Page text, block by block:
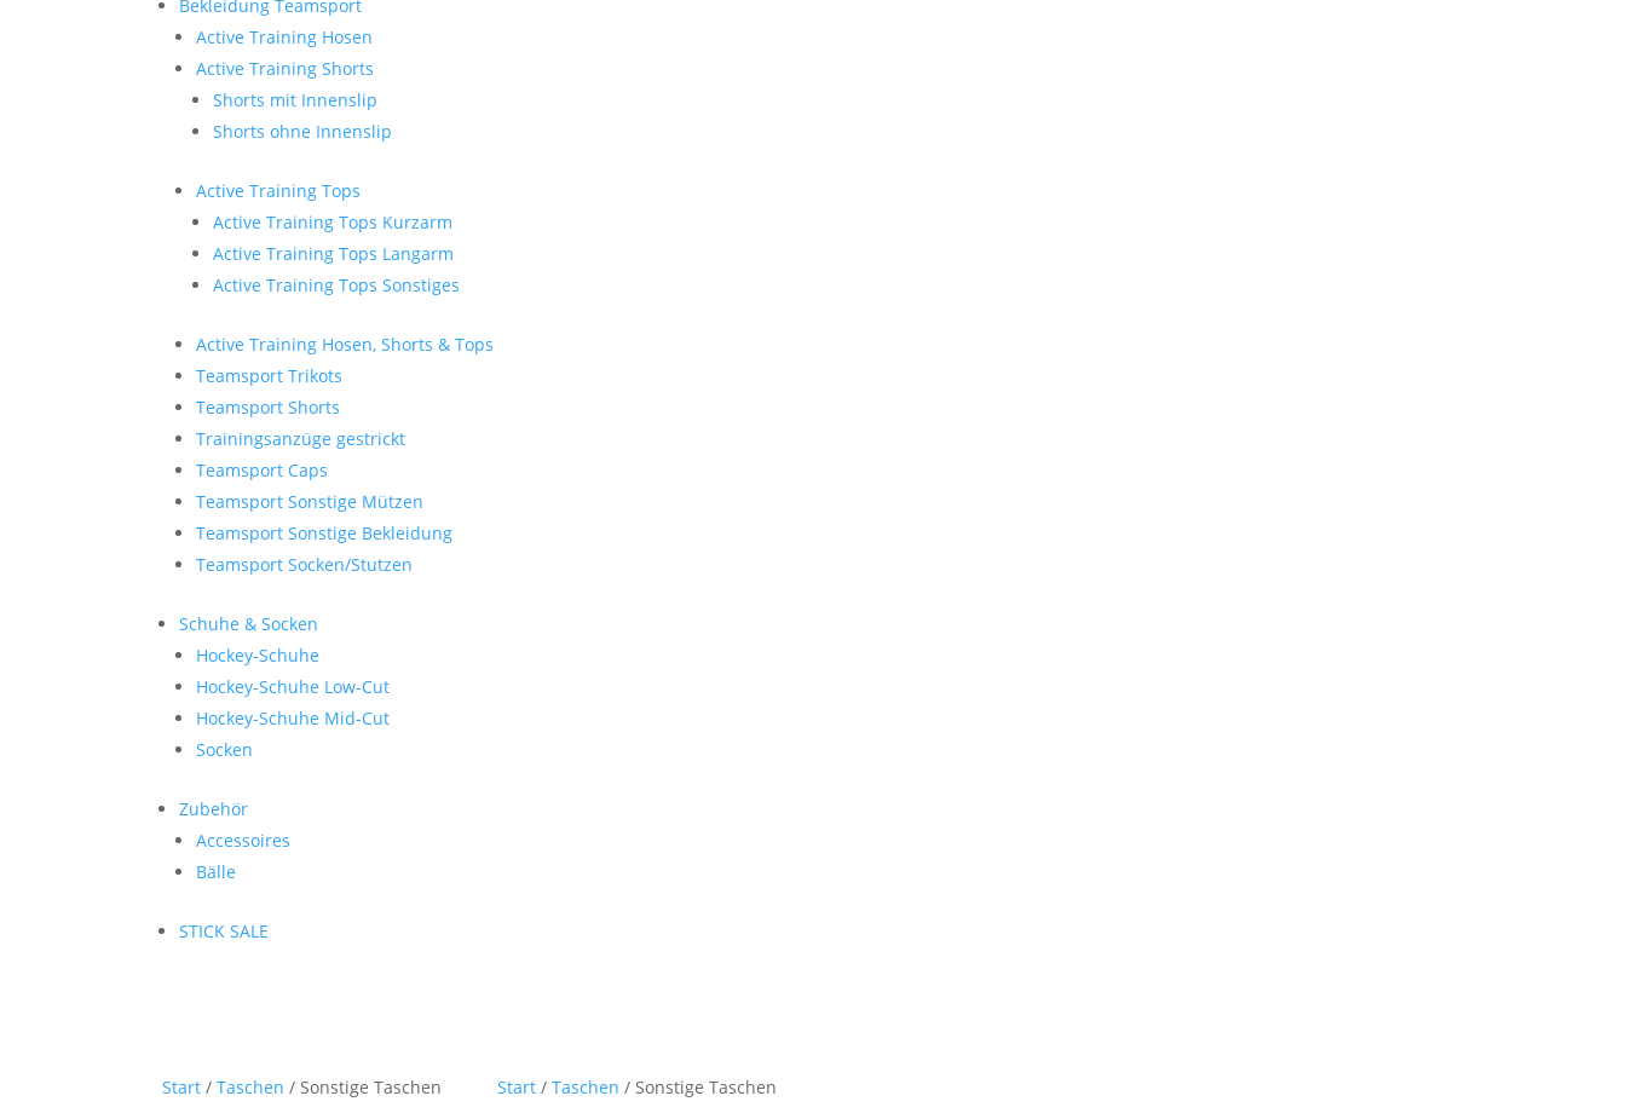
Bekleidung Teamsport
Active Training Hosen
Active Training Shorts
Shorts mit Innenslip
Shorts ohne Innenslip
Active Training Tops
Active Training Tops Kurzarm
Active Training Tops Langarm
Active Training Tops Sonstiges
Active Training Hosen, Shorts & Tops
Teamsport Trikots
Teamsport Shorts
Trainingsanzüge gestrickt
Teamsport Caps
Teamsport Sonstige Mützen
Teamsport Sonstige Bekleidung
Teamsport Socken/Stutzen
Schuhe & Socken
Hockey-Schuhe
Hockey-Schuhe Low-Cut
Hockey-Schuhe Mid-Cut
Socken
Zubehör
Accessoires
Bälle
STICK SALE
Start /Taschen / Sonstige Taschen Start /Taschen / Sonstige Taschen